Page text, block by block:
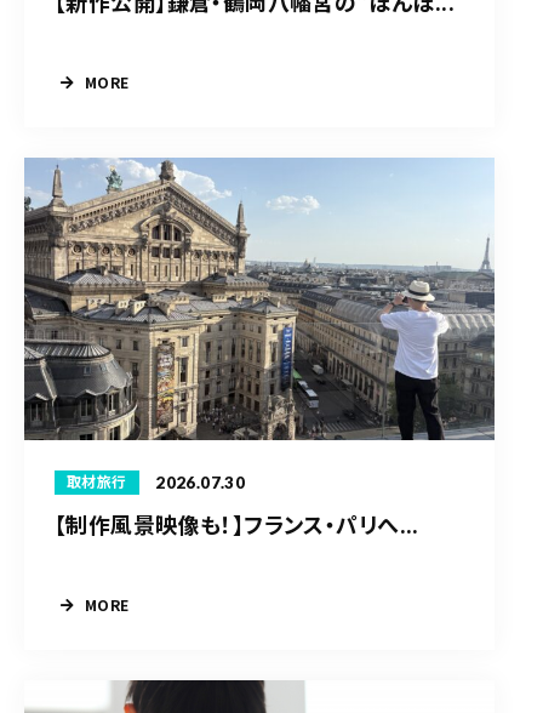
MORE
取材旅行 2026.07.30
【制作風景映像も！】フランス・パリへ...
MORE